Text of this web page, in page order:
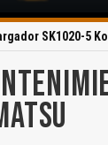
SK1020-5